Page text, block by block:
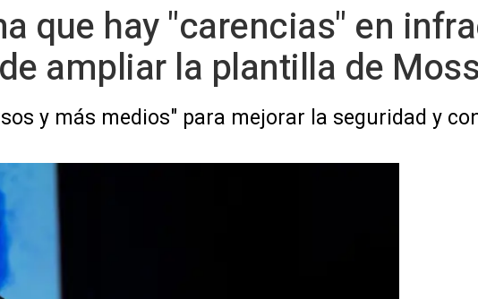
que hay "carencias" en
ampliar la plantilla de
y más medios" para mejorar la seguridad y